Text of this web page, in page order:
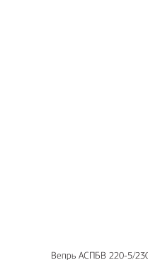
Вепрь АСПБВ 220-5/